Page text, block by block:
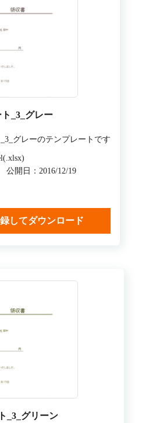
_3_グレー
グレーのテンプレートです
公開日：2016/12/19
してダウンロード
_3_グリーン